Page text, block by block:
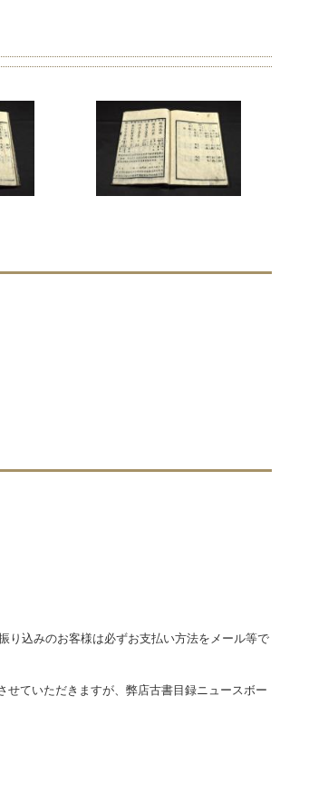
り込みのお客様は必ずお支払い方法をメール等で
ていただきますが、弊店古書目録ニュースボー